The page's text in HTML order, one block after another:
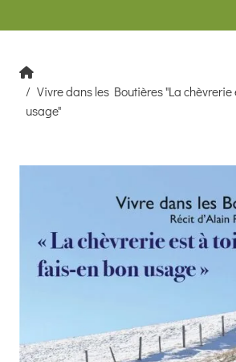
Vivre dans les Boutières "La
usage"